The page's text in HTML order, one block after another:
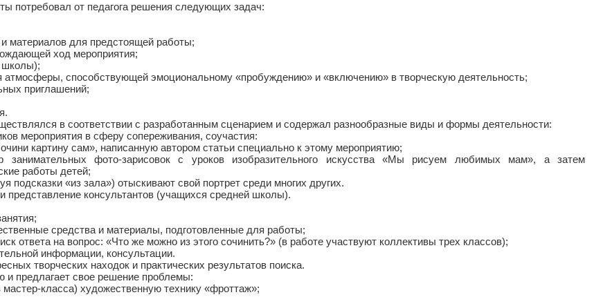
потребовал от педагога решения следующих задач:
материалов для предстоящей работы;
ход мероприятия;
школы);
способствующей эмоциональному «пробуждению» и «включению» в творческую деятельность;
приглашений;
в соответствии с разработанным сценарием и содержал разнообразные виды и формы деятельности:
мероприятия в сферу сопереживания, соучастия:
картину сам», написанную автором статьи специально к этому мероприятию;
занимательных фото-зарисовок с уроков изобразительного искусства «Мы рисуем любимых мам», а затем
работы детей;
подсказки «из зала») отыскивают свой портрет среди многих других.
представление консультантов (учащихся средней школы).
средства и материалы, подготовленные для работы;
ответа на вопрос: «Что же можно из этого сочинить?» (в работе участвуют коллективы трех классов);
информации, консультации.
творческих находок и практических результатов поиска.
и предлагает свое решение проблемы:
класса) художественную технику «фроттаж»;